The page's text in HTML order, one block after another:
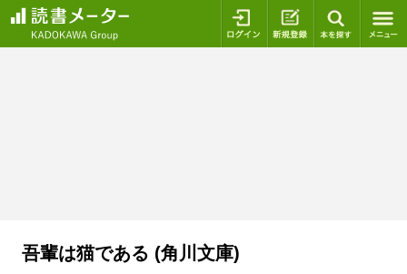
ログイン 新規登録
吾輩は猫である (角川文庫)